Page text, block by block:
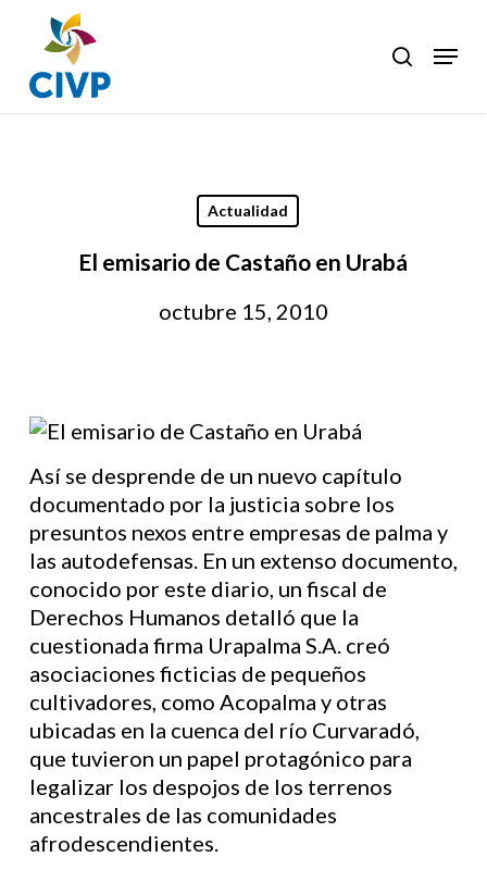
main
content
search
Menu
Actualidad
El emisario de Castaño en Urabá
octubre 15, 2010
Así se desprende de un nuevo capítulo
documentado por la justicia sobre los
presuntos nexos entre empresas de palma y
las autodefensas. En un extenso documento,
conocido por este diario, un fiscal de
Derechos Humanos detalló que la
cuestionada firma Urapalma S.A. creó
asociaciones ficticias de pequeños
cultivadores, como Acopalma y otras
ubicadas en la cuenca del río Curvaradó,
que tuvieron un papel protagónico para
legalizar los despojos de los terrenos
ancestrales de las comunidades
afrodescendientes.
Close